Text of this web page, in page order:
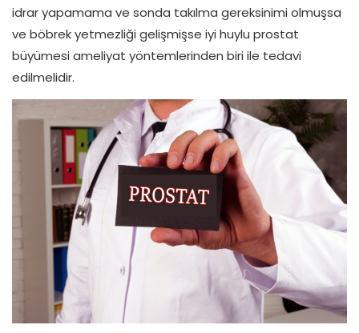
idrar yapamama ve sonda takılma gereksinimi olmuşsa
ve böbrek yetmezliği gelişmişse iyi huylu prostat
büyümesi ameliyat yöntemlerinden biri ile tedavi
edilmelidir.